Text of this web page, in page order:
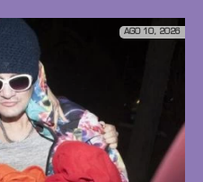
AGO 10, 2026